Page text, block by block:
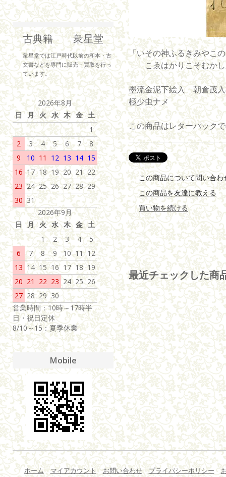
「いその神ふるきみやこ
こゑはかりこそむかし
墨流金泥下絵入 朝倉茂
極少虫ナメ
この商品はレターパック
この商品について問い合わ
この商品を友達に教える
買い物を続ける
最近チェックした商
古典籍 衆星堂
衆星堂では江戸時代以前の和本・古
文書などを専門に販売・買取を行っ
ています。
2026年8月
日 月 火 水 木 金 土
1
2
3 4 5 6 7
8
9
10 11 12 13 14 15
16 17 18 19 20 21 22
23 24 25 26 27 28 29
30 31
2026年9月
日 月 火 水 木 金 土
1
2 3 4
5
6
7 8 9 10 11 12
13 14 15 16 17 18 19
20 21 22 23 24 25 26
27 28 29 30
営業時間：10時～17時半
日・祝日定休
8/10～15：夏季休業
Mobile
ホーム マイアカウント お問い合わせ プライバシーポリシー